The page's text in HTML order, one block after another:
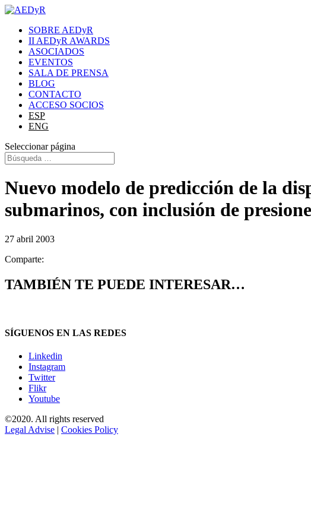
SOBRE AEDyR
II AEDyR AWARDS
ASOCIADOS
EVENTOS
SALA DE PRENSA
BLOG
CONTACTO
ACCESO SOCIOS
ESP
ENG
Seleccionar página
Nuevo modelo de predicción de la
submarinos, con inclusión de
27 abril 2003
Comparte:
TAMBIÉN TE PUEDE INTERESAR…
SÍGUENOS EN LAS REDES
Linkedin
Instagram
Twitter
Flikr
Youtube
©2020. All rights reserved
Legal Advise | Cookies Policy